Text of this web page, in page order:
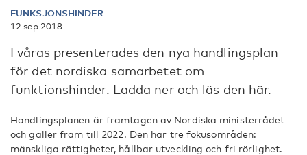
FUNKSJONSHINDER
12 sep 2018
I våras presenterades den nya handlingsplan
för det nordiska samarbetet om
funktionshinder. Ladda ner och läs den här.
Handlingsplanen är framtagen av Nordiska ministerrådet
och gäller fram till 2022. Den har tre fokusområden:
mänskliga rättigheter, hållbar utveckling och fri rörlighet.